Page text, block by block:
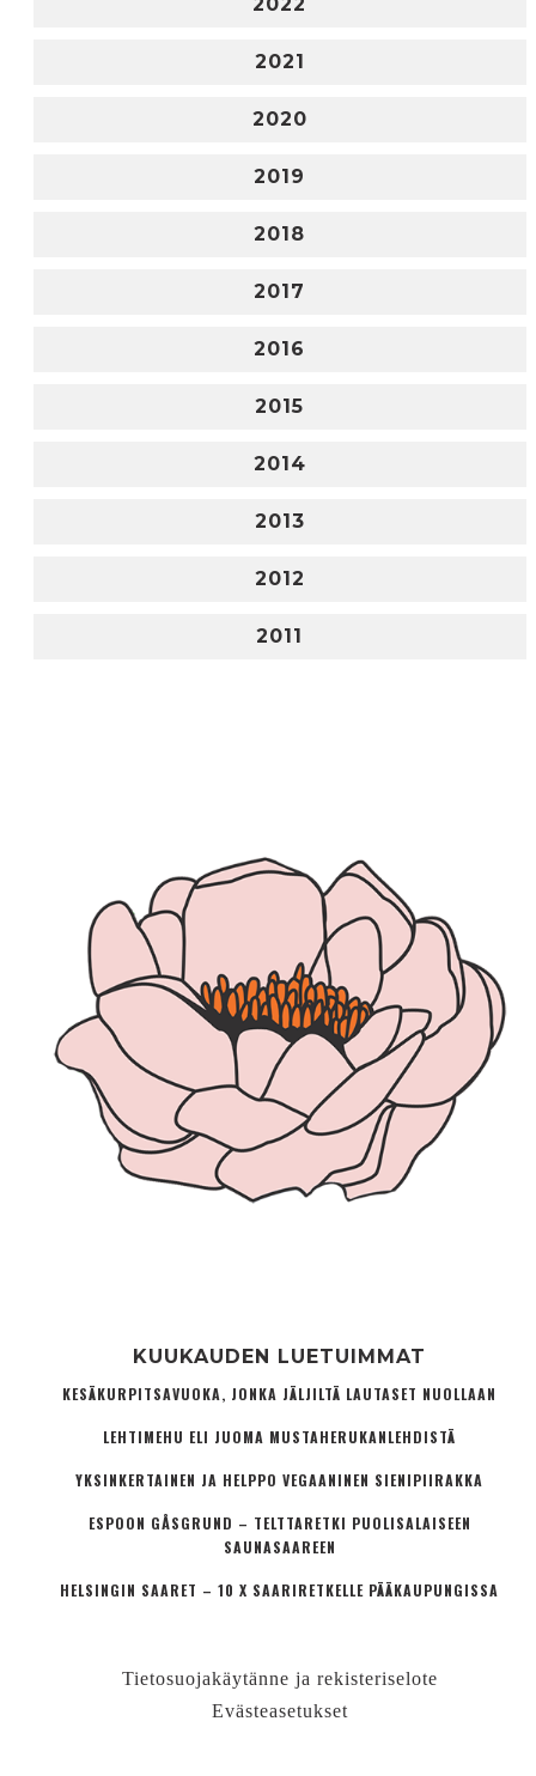
2021
2020
2019
2018
2017
2016
2015
2014
2013
2012
2011
KUUKAUDEN LUETUIMMAT
KESÄKURPITSAVUOKA, JONKA JÄLJILTÄ LAUTASET NUOLLAAN
LEHTIMEHU ELI JUOMA MUSTAHERUKANLEHDISTÄ
YKSINKERTAINEN JA HELPPO VEGAANINEN SIENIPIIRAKKA
ESPOON GÅSGRUND – TELTTARETKI PUOLISALAISEEN
SAUNASAAREEN
HELSINGIN SAARET – 10 X SAARIRETKELLE PÄÄKAUPUNGISSA
Tietosuojakäytänne ja rekisteriselote
Evästeasetukset